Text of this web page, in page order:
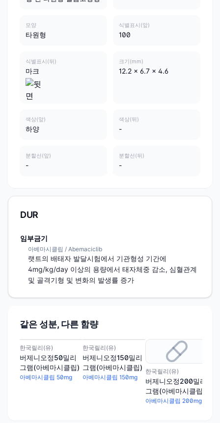
모양
타원형
식별표시(앞)
100
식별표시(뒤)
마크
크기(mm)
12.2 x 6.7 x 4.6
색상(앞)
하양
색상(뒤)
-
분할선(앞)
-
분할선(뒤)
-
DUR
임부금기
아베마시클립 / Abemaciclib
랫트의 배태자 발달시험에서 기관형성 기간에
4mg/kg/day 이상의 용량에서 태자체중 감소, 심혈관계
및 골격기형 및 변화의 발생률 증가
같은 성분, 다른 함량
한국릴리(유)
버제니오정50밀리
그램(아베마시클립)
아베마시클립 50mg
한국릴리(유)
버제니오정150밀리
그램(아베마시클립)
아베마시클립 150mg
한국릴리(유)
버제니오정200밀리
그램(아베마시클립)
아베마시클립 200mg